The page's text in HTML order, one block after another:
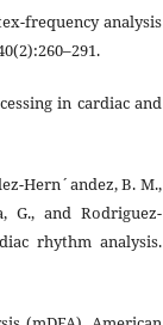
frequency analysis
in cardiac and
Hern´andez, B. M.,
G., and Rodriguez-
rhythm analysis.